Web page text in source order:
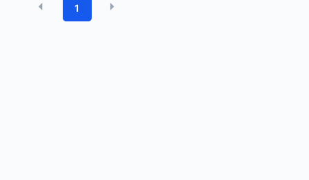
1